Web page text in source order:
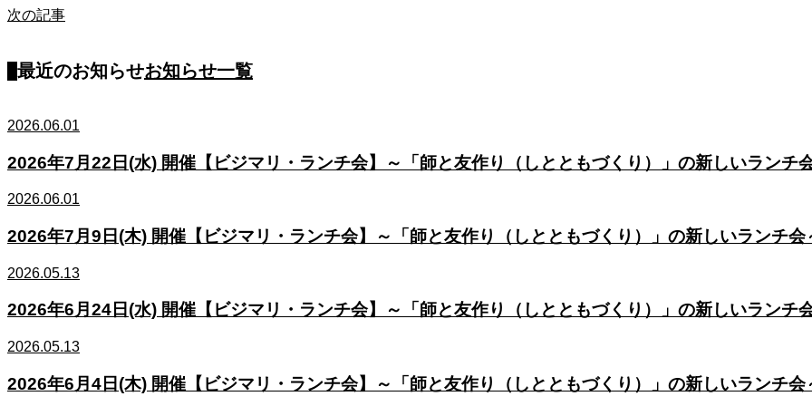
次の記事
最近のお知らせお知らせ一覧
2026.06.01
2026年7月22日(水) 開催【ビジマリ・ランチ会】～「師と友作り（しとともづくり）」の新しいランチ
2026.06.01
2026年7月9日(木) 開催【ビジマリ・ランチ会】～「師と友作り（しとともづくり）」の新しいランチ会
2026.05.13
2026年6月24日(水) 開催【ビジマリ・ランチ会】～「師と友作り（しとともづくり）」の新しいランチ
2026.05.13
2026年6月4日(木) 開催【ビジマリ・ランチ会】～「師と友作り（しとともづくり）」の新しいランチ会